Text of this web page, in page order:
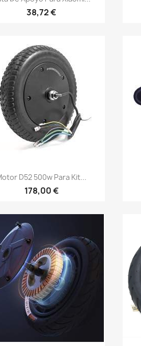
38,72 €
Vista rápida
D52 500w Para Kit...
178,00 €